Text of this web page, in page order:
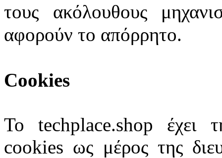
τους ακόλουθους
αφορούν το απόρρητο.
Cookies
Το techplace.shop έχει
cookies ως μέρος της